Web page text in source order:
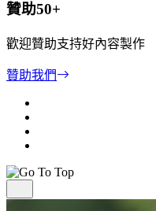
贊助50+
歡迎贊助支持好內容製作
贊助我們